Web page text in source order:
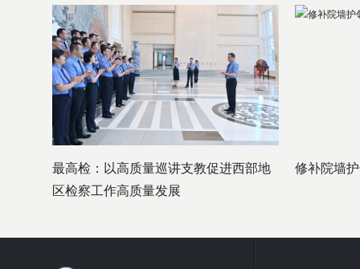
最高检：以高质量巡讲支教促进西部地
区检察工作高质量发展
修补院墙